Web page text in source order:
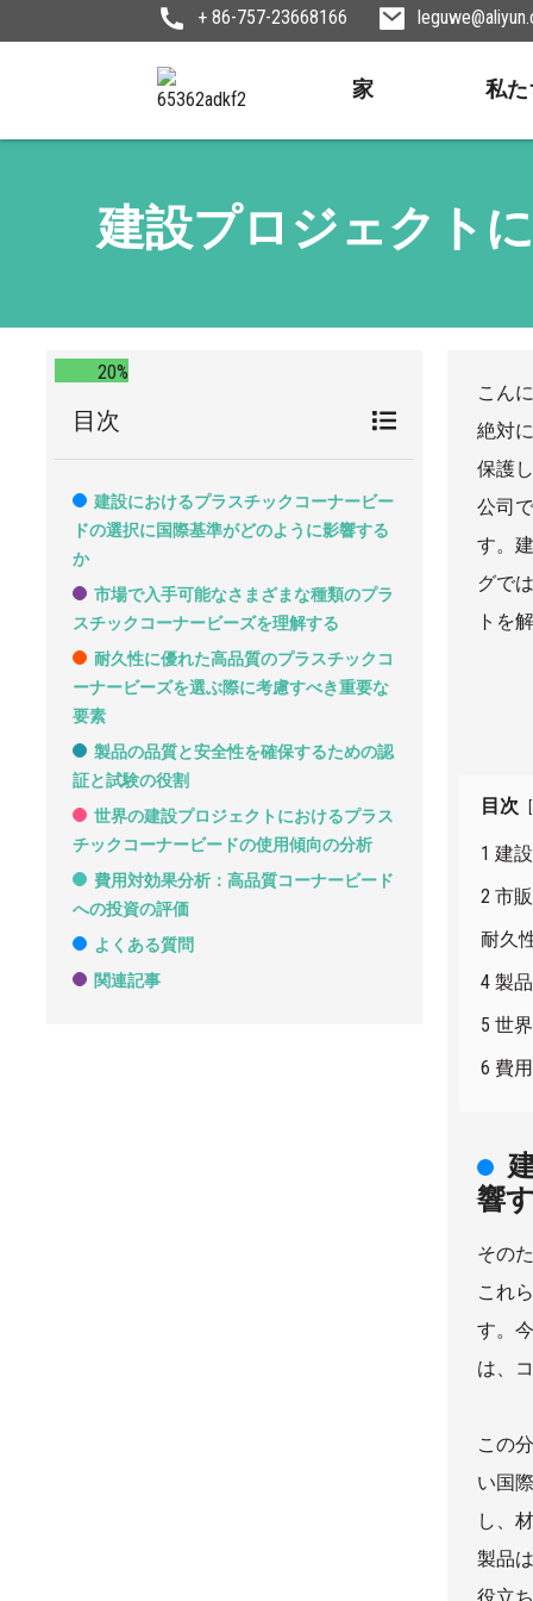
+ 86-757-23668166
家 私
建設プロジェクト
20%
目次
建設におけるプラスチックコーナービー
ドの選択に国際基準がどのように影響する
か
市場で入手可能なさまざまな種類のプラ
スチックコーナービーズを理解する
耐久性に優れた高品質のプラスチックコ
ーナービーズを選ぶ際に考慮すべき重要な
要素
製品の品質と安全性を確保するための認
証と試験の役割
世界の建設プロジェクトにおけるプラス
チックコーナービードの使用傾向の分析
費用対効果分析：高品質コーナービード
への投資の評価
よくある質問
関連記事
こん
絶対
保護
公司
す。
グで
トを
目次 [
1 建
2 市
耐久
4 製
5 世
6 費
響
その
これ
す。
は、
この
い国
し、
製品